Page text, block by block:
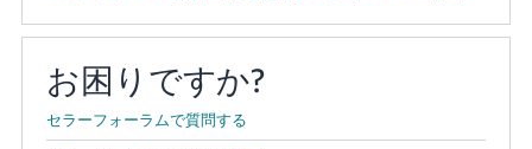
お困りですか?
セラーフォーラムで質問する